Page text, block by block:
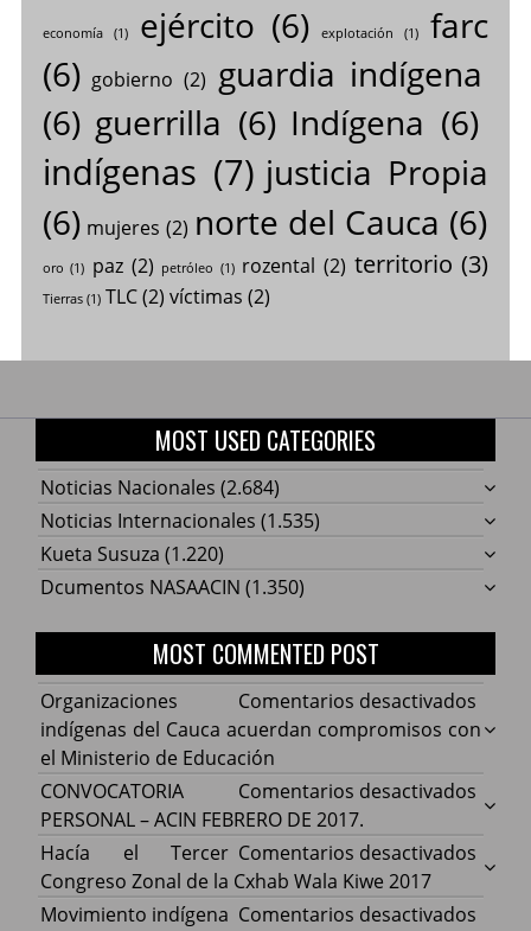
economía(1) ejército (6) explotación (1)
farc
(6) gobierno (2) guardia indígena
(6) guerrilla (6) Indígena (6)
indígenas (7) justicia Propia
(6) mujeres (2) norte del Cauca (6)
oro (1) paz (2) petróleo (1) rozental (2) territorio (3)
Tierras(1) TLC(2) víctimas (2)
MOST USED CATEGORIES
Noticias Nacionales (2.684)
Noticias Internacionales (1.535)
Kueta Susuza (1.220)
Dcumentos NASAACIN (1.350)
MOST COMMENTED POST
Comentarios desactivados
Cauca
con
Organizaciones
indígenas del Cauca acuerdan compromisos con
el Ministerio de Educación
Comentarios desactivados
ACIN
CONVOCATORIA
PERSONAL – ACIN FEBRERO DE 2017.
Comentarios desactivados
Hacía
Hacía el Tercer
Congreso Zonal de la Cxhab Wala Kiwe 2017
Comentarios desactivados
Movimiento indígena